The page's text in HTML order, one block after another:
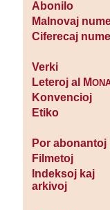
Abonilo
Malnovaj
Ciferecaj
Verki
Leteroj al M
Konvencioj
Etiko
Por abonantoj
Filmetoj
Indeksoj kaj
arkivoj